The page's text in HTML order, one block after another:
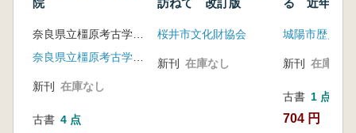
新刊 在庫なし
古書 4 点
桜井市文化財協会
新刊 在庫なし
城陽市歴史民
新刊 在庫なし
古書 1 点
704 円